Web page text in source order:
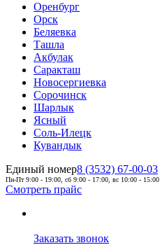
Оренбург
Орск
Беляевка
Ташла
Акбулак
Саракташ
Новосергиевка
Сорочинск
Шарлык
Ясный
Соль-Илецк
Кувандык
Единый номер8 (3532) 67-00-03
Пн-Пт 9:00 - 19:00, сб 9:00 - 17:00, вс 10:00 - 15:00
Смотреть прайс
Заказать звонок